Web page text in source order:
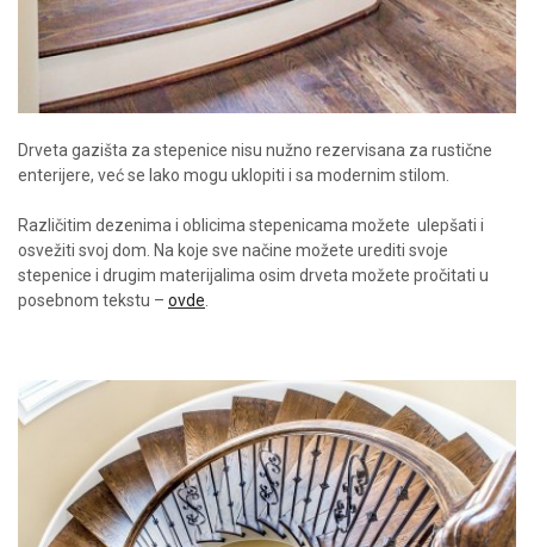
Drveta gazišta za stepenice nisu nužno rezervisana za rustične
enterijere, već se lako mogu uklopiti i sa modernim stilom.
Različitim dezenima i oblicima stepenicama možete ulepšati i
osvežiti svoj dom. Na koje sve načine možete urediti svoje
stepenice i drugim materijalima osim drveta možete pročitati u
posebnom tekstu – ovde.